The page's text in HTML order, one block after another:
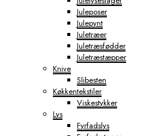
Juleposer
Julepynt
Juletræer
Juletræsfødder
Juletræstæpper
Knive
Slibesten
Køkkentekstiler
Viskestykker
Lys
Fyrfadslys